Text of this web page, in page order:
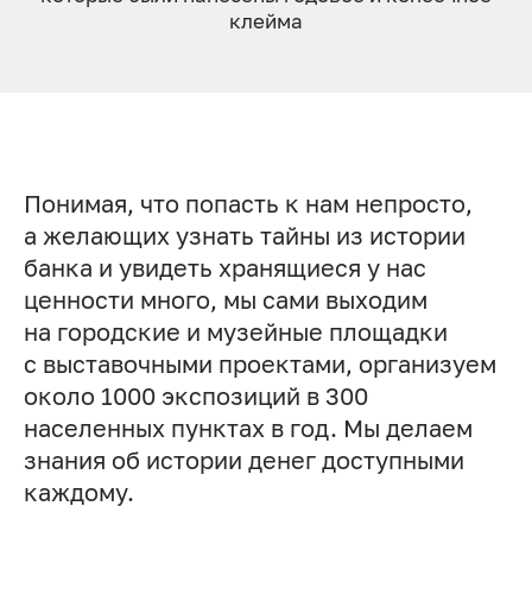
клей­ма
Понимая, что попасть к нам непросто,
а желающих узнать тайны из истории
банка и увидеть хранящиеся у нас
ценности много, мы сами выходим
на городские и музейные площадки
с выставочными проектами, организуем
около 1000 экспозиций в 300
населенных пунктах в год. Мы делаем
знания об истории денег доступными
каждому.